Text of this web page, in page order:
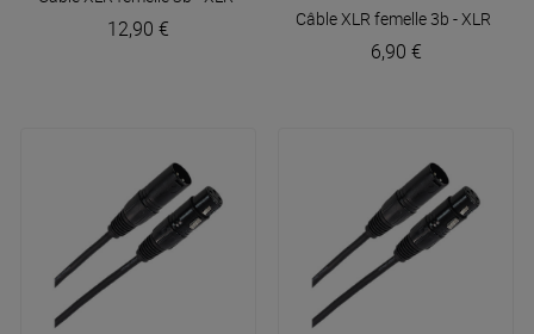
12,90 € Câble XLR femelle 3b - XLR
6,90 €